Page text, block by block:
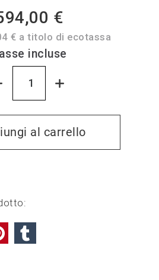
€
€ a titolo di ecotassa
incluse
al carrello